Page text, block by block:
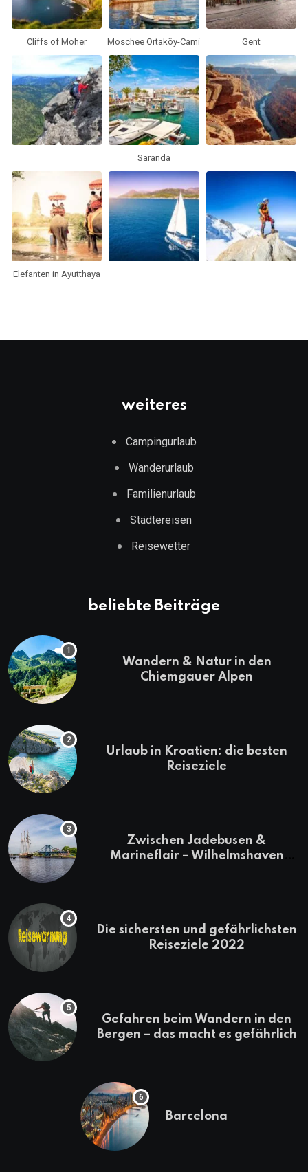
Cliffs of Moher Moschee Ortaköy-Cami Gent
Saranda
Elefanten in Ayutthaya
weiteres
Campingurlaub
Wanderurlaub
Familienurlaub
Städtereisen
Reisewetter
beliebte Beiträge
Wandern & Natur in den
Chiemgauer Alpen
Urlaub in Kroatien: die besten
Reiseziele
Zwischen Jadebusen &
Marineflair – Wilhelmshaven
Die sichersten und gefährlichsten
Reiseziele 2022
Gefahren beim Wandern in den
Bergen – das macht es gefährlich
Barcelona